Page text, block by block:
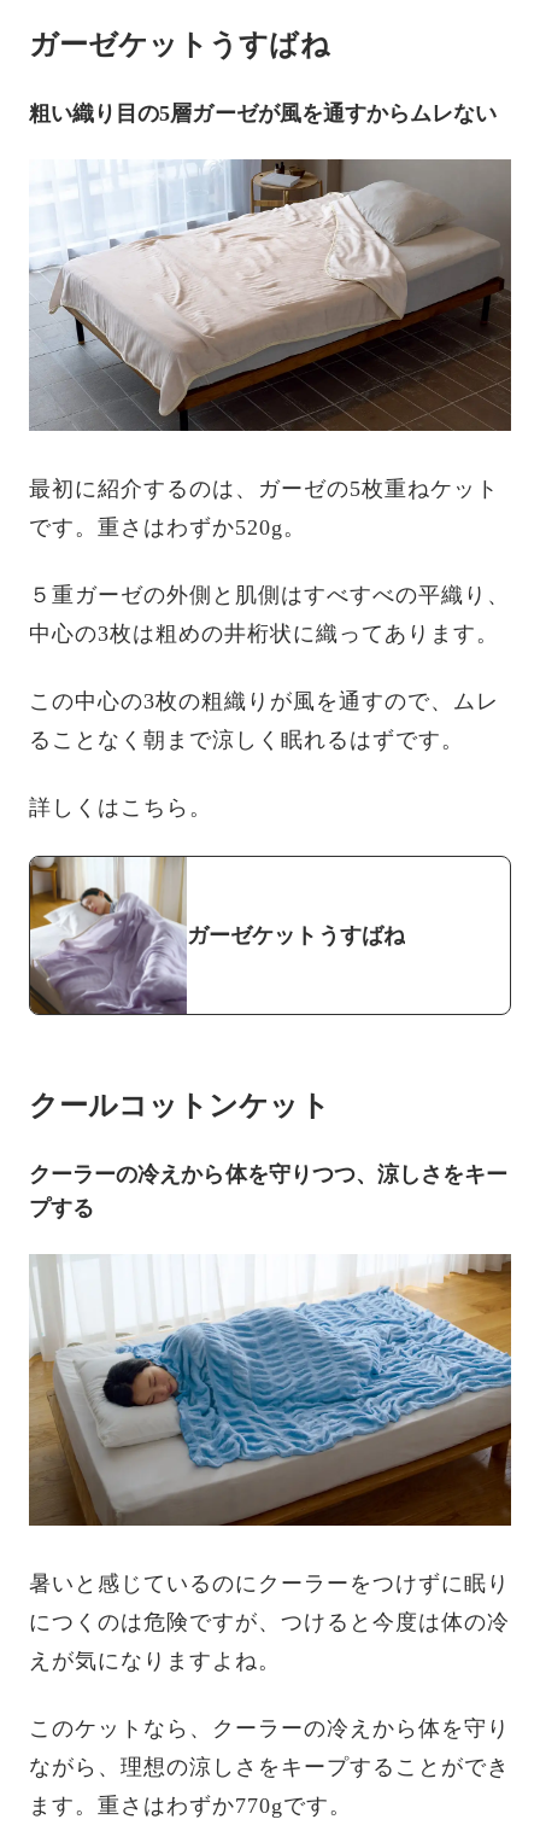
ガーゼケットうすばね
粗い織り目の5層ガーゼが風を通すからムレない
最初に紹介するのは、ガーゼの5枚重ねケット
です。重さはわずか520g。
５重ガーゼの外側と肌側はすべすべの平織り、
中心の3枚は粗めの井桁状に織ってあります。
この中心の3枚の粗織りが風を通すので、ムレ
ることなく朝まで涼しく眠れるはずです。
詳しくはこちら。
ガーゼケットうすばね
クールコットンケット
クーラーの冷えから体を守りつつ、涼しさをキー
プする
暑いと感じているのにクーラーをつけずに眠り
につくのは危険ですが、つけると今度は体の冷
えが気になりますよね。
このケットなら、クーラーの冷えから体を守り
ながら、理想の涼しさをキープすることができ
ます。重さはわずか770gです。